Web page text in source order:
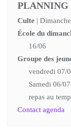
PLANNING
Culte |
École du
16/06
Groupe des
vendredi 07/
Samedi 06/
repas au
Contact agenda